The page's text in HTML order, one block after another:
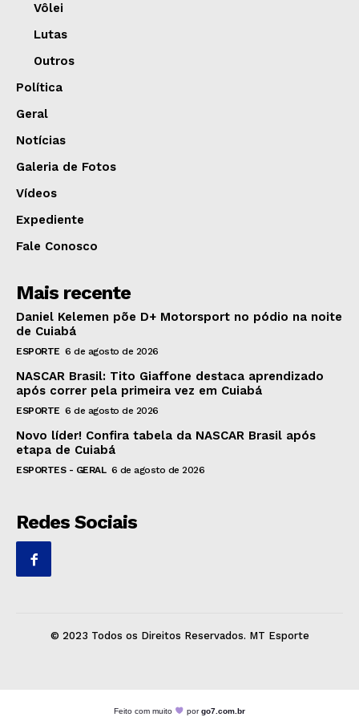
Vôlei
Lutas
Outros
Política
Geral
Notícias
Galeria de Fotos
Vídeos
Expediente
Fale Conosco
Mais recente
Daniel Kelemen põe D+ Motorsport no pódio na noite
de Cuiabá
ESPORTE 6 de agosto de 2026
NASCAR Brasil: Tito Giaffone destaca aprendizado
após correr pela primeira vez em Cuiabá
ESPORTE 6 de agosto de 2026
Novo líder! Confira tabela da NASCAR Brasil após
etapa de Cuiabá
ESPORTES - GERAL 6 de agosto de 2026
Redes Sociais
© 2023 Todos os Direitos Reservados. MT Esporte
Feito com muito porgo7.com.br